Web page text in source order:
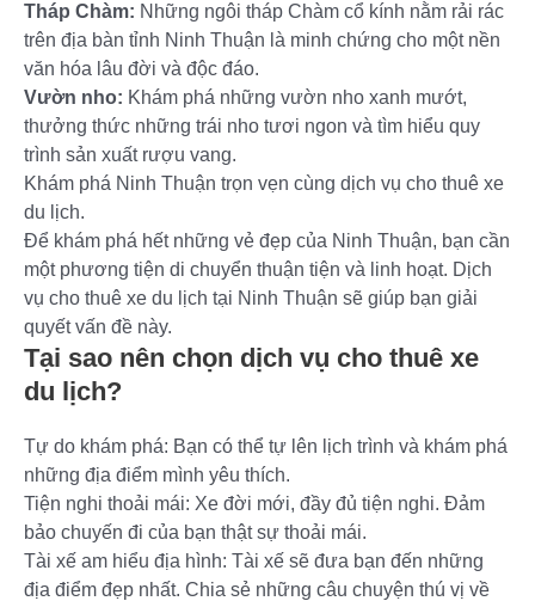
Tháp Chàm: Những ngôi tháp Chàm cổ kính nằm rải rác
trên địa bàn tỉnh Ninh Thuận là minh chứng cho một nền
văn hóa lâu đời và độc đáo.
Vườn nho: Khám phá những vườn nho xanh mướt,
thưởng thức những trái nho tươi ngon và tìm hiểu quy
trình sản xuất rượu vang.
Khám phá Ninh Thuận trọn vẹn cùng dịch vụ cho thuê xe
du lịch.
Để khám phá hết những vẻ đẹp của Ninh Thuận, bạn cần
một phương tiện di chuyển thuận tiện và linh hoạt. Dịch
vụ cho thuê xe du lịch tại Ninh Thuận sẽ giúp bạn giải
quyết vấn đề này.
Tại sao nên chọn dịch vụ cho thuê xe
du lịch?
Tự do khám phá: Bạn có thể tự lên lịch trình và khám phá
những địa điểm mình yêu thích.
Tiện nghi thoải mái: Xe đời mới, đầy đủ tiện nghi. Đảm
bảo chuyến đi của bạn thật sự thoải mái.
Tài xế am hiểu địa hình: Tài xế sẽ đưa bạn đến những
địa điểm đẹp nhất. Chia sẻ những câu chuyện thú vị về